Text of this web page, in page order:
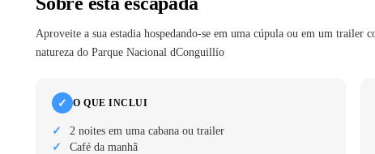
Aproveite a sua estadia hospedando-se em uma cúpula ou em um
natureza do Parque Nacional dConguillío
✓ O QUE INCLUI
2 noites em uma cabana ou trailer
Café da manhã